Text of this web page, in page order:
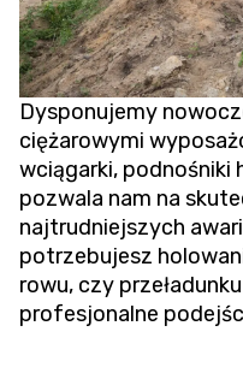
Dysponujemy
ciężarowymi
wciągarki, podnośniki
pozwala nam na
najtrudniejszych
potrzebujesz
rowu, czy
profesjonalne